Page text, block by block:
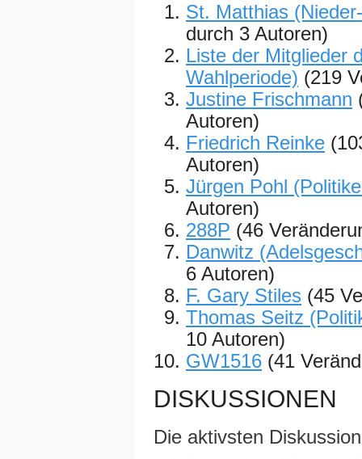
St. Matthias
durch 3 Autoren)
Liste der Mitglieder
Wahlperiode) (219
Justine Frischmann
Autoren)
Friedrich Reinke
Autoren)
Jürgen Pohl
Autoren)
288P (46
Danwitz
6 Autoren)
F. Gary Stiles (45
Thomas Seitz
10 Autoren)
GW1516 (41
DISKUSSIONEN
Die aktivsten